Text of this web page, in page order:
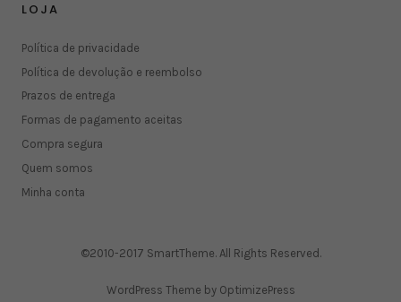
LOJA
Política de privacidade
Política de devolução e reembolso
Prazos de entrega
Formas de pagamento aceitas
Compra segura
Quem somos
Minha conta
©2010-2017 SmartTheme. All Rights Reserved.
WordPress Theme by OptimizePress